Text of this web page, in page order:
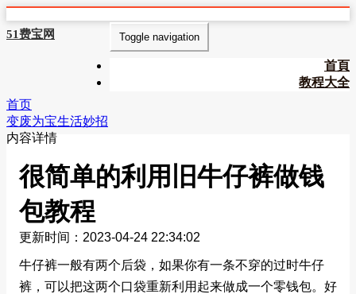
51费宝网 Toggle navigation
首頁
教程大全
首页
变废为宝生活妙招
内容详情
很简单的利用旧牛仔裤做钱
包教程
更新时间：2023-04-24 22:34:02
牛仔裤一般有两个后袋，如果你有一条不穿的过时牛仔
裤，可以把这两个口袋重新利用起来做成一个零钱包。好